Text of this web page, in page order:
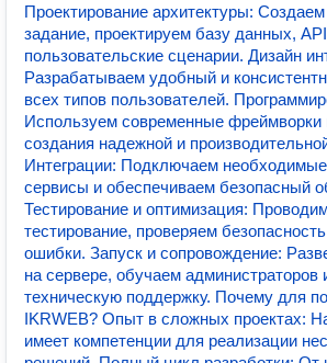
Проектирование архитектуры: Создаем
задание, проектируем базу данных,
пользовательские сценарии. Дизайн
Разрабатываем удобный и
всех типов пользователей.
Используем современные фреймворки
создания надежной и
Интеграции: Подключаем
сервисы и обеспечиваем безопасный
Тестирование и оптимизация:
тестирование, проверяем
ошибки. Запуск и сопровождение:
на сервере, обучаем администраторов
техническую поддержку. Почему для
IKRWEB? Опыт в сложных проектах:
имеет компетенции для реализации